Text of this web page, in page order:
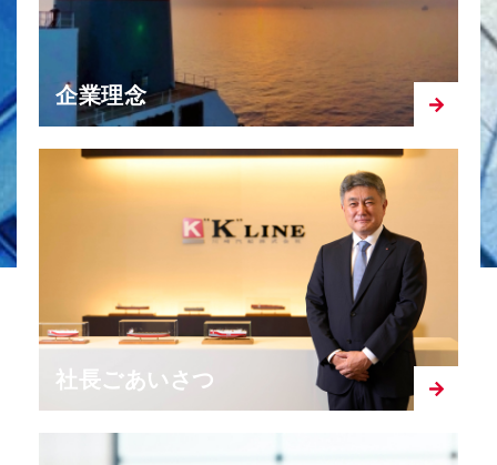
企業理念
社長ごあいさつ